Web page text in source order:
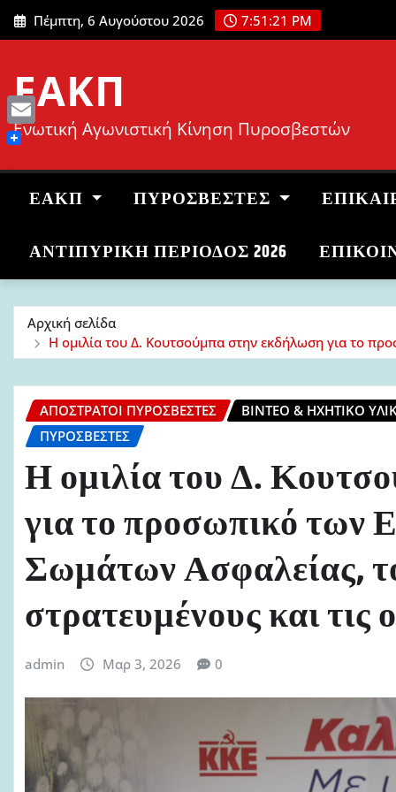
Μετάβαση
στο
Πέμπτη, 6 Αυγούστου 2026 7:51:22 PM
ΕΑΚΠ
Ενωτική Αγωνιστική Κίνηση Πυροσβεστών
ΕΑΚΠ ΠΥΡΟΣΒΈΣΤΕΣ
ΑΝΤΙΠΥΡΙΚΉ ΠΕΡΊΟΔΟΣ 2026
Αρχική σελίδα
Η ομιλία του Δ. Κουτσούμπα στην εκδήλωση για το
ΑΠΌΣΤΡΑΤΟΙ ΠΥΡΟΣΒΈΣΤΕΣ
ΒΊΝΤΕΟ & ΗΧΗΤΙΚΌ
ΠΥΡΟΣΒΈΣΤΕΣ
Η ομιλία του Δ.
για το προσωπικό
Σωμάτων Ασφαλείας,
στρατευμένους και τις
admin Μαρ 3, 2026 0
Email